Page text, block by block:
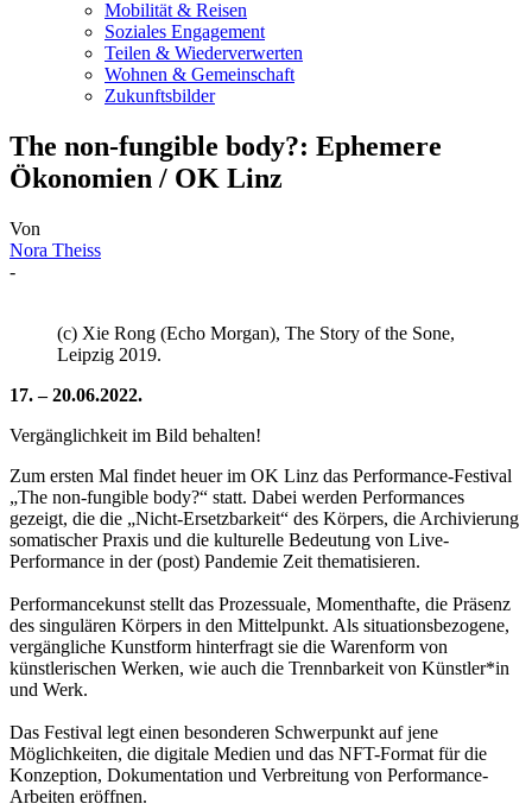
Mobilität & Reisen
Soziales Engagement
Teilen & Wiederverwerten
Wohnen & Gemeinschaft
Zukunftsbilder
The non-fungible body?: Ephemere
Ökonomien / OK Linz
Von
Nora Theiss
-
(c) Xie Rong (Echo Morgan), The Story of the Sone,
Leipzig 2019.
17. – 20.06.2022.
Vergänglichkeit im Bild behalten!
Zum ersten Mal findet heuer im OK Linz das Performance-Festival
„The non-fungible body?“ statt. Dabei werden Performances
gezeigt, die die „Nicht-Ersetzbarkeit“ des Körpers, die Archivierung
somatischer Praxis und die kulturelle Bedeutung von Live-
Performance in der (post) Pandemie Zeit thematisieren.
Performancekunst stellt das Prozessuale, Momenthafte, die Präsenz
des singulären Körpers in den Mittelpunkt. Als situationsbezogene,
vergängliche Kunstform hinterfragt sie die Warenform von
künstlerischen Werken, wie auch die Trennbarkeit von Künstler*in
und Werk.
Das Festival legt einen besonderen Schwerpunkt auf jene
Möglichkeiten, die digitale Medien und das NFT-Format für die
Konzeption, Dokumentation und Verbreitung von Performance-
Arbeiten eröffnen.